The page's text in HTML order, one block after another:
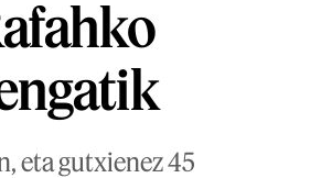
eta gutxienez 45